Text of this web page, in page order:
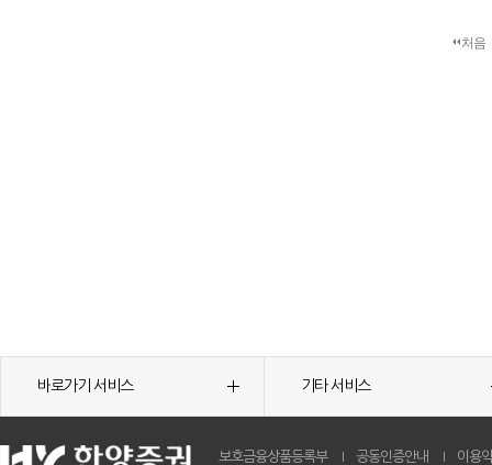
처음
바로가기 서비스 기타 서비스
보호금융상품등록부 공동인증안내 이용